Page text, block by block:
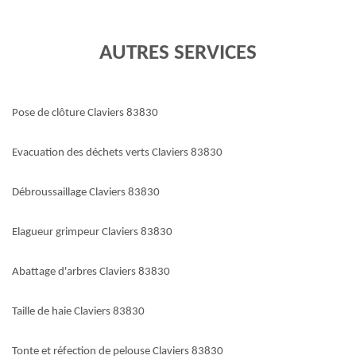
AUTRES SERVICES
Pose de clôture Claviers 83830
Evacuation des déchets verts Claviers 83830
Débroussaillage Claviers 83830
Elagueur grimpeur Claviers 83830
Abattage d'arbres Claviers 83830
Taille de haie Claviers 83830
Tonte et réfection de pelouse Claviers 83830